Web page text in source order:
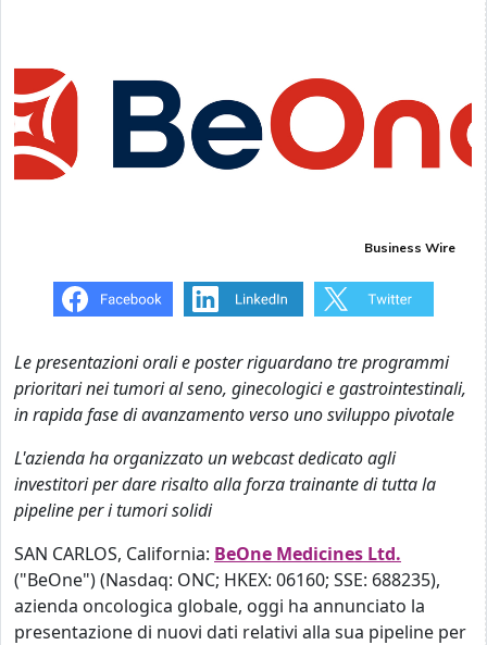
Business Wire
Le presentazioni orali e poster riguardano tre programmi
prioritari nei tumori al seno, ginecologici e gastrointestinali,
in rapida fase di avanzamento verso uno sviluppo pivotale
L'azienda ha organizzato un webcast dedicato agli
investitori per dare risalto alla forza trainante di tutta la
pipeline per i tumori solidi
SAN CARLOS, California: BeOne Medicines Ltd.
("BeOne") (Nasdaq: ONC; HKEX: 06160; SSE: 688235),
azienda oncologica globale, oggi ha annunciato la
presentazione di nuovi dati relativi alla sua pipeline per